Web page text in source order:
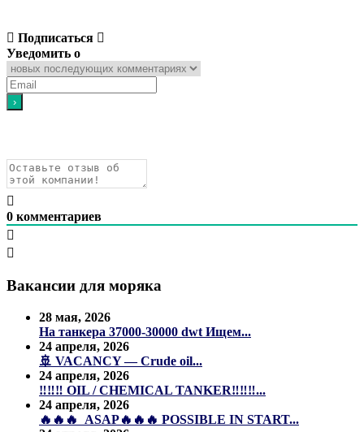
Подписаться
Уведомить о
0 комментариев
Вакансии для моряка
28 мая, 2026
На танкера 37000-30000 dwt Ищем...
24 апреля, 2026
🚢 VACANCY — Crude oil...
24 апреля, 2026
‼️‼️‼️ OIL / CHEMICAL TANKER‼️‼️‼️...
24 апреля, 2026
🔥🔥🔥 ASAP🔥🔥🔥 POSSIBLE IN START...